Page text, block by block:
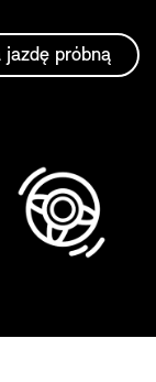
jazdę próbną